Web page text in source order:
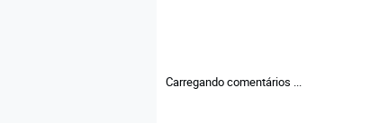
Carregando comentários ...